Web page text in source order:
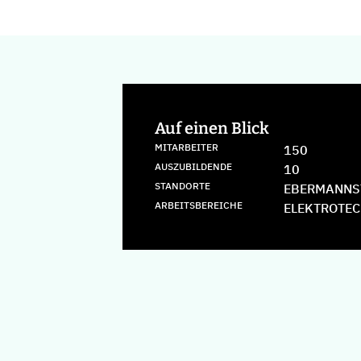
Auf einen Blick
MITARBEITER 150
AUSZUBILDENDE 10
STANDORTE
ARBEITSBEREICHE